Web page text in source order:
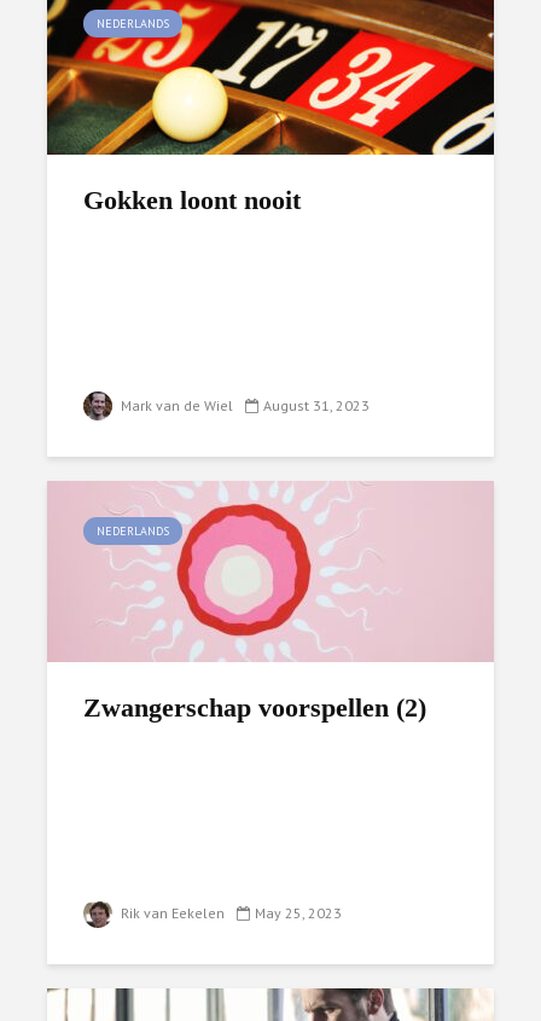
NEDERLANDS
Gokken loont nooit
Mark van de Wiel August 31, 2023
NEDERLANDS
Zwangerschap voorspellen (­2)
Rik van Eekelen May 25, 2023